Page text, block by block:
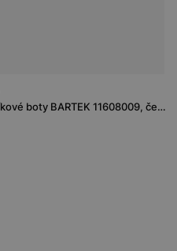
Zateplené kotníkové boty BARTEK 11608009, černo-šedé